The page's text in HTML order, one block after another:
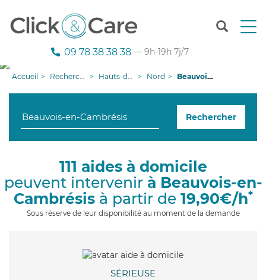
T
n
g
i
o
09 78 38 38 38 — 9h-19h 7j/7
Accueil Recherche aide à domicile Hauts-de-France Nord Beauvois-en-Cambrésis
Rechercher
111 aides à domicile
peuvent intervenir à Beauvois-en-
Cambrésisà partir de 19,90€/h*
Sous réserve de leur disponibilité au moment de la demande
SÉRIEUSE